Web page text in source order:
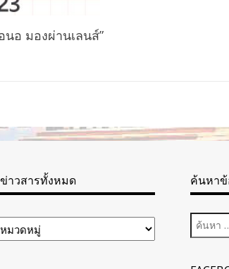
อ มองผ่านเลนส์”
าวสารทั้งหมด ค้นหา
ค้นหา
สำหรับ: